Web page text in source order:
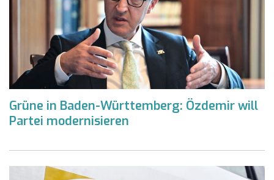
Grüne in Baden-Württemberg: Özdemir will
Partei modernisieren